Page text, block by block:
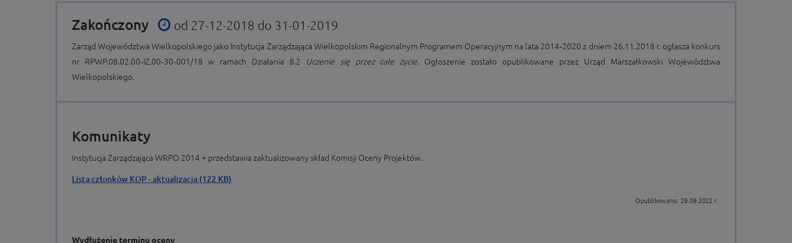
Zakończony od 27-12-2018 do 31-01-2019
Zarząd Województwa Wielkopolskiego jako Instytucja Zarządzająca Wielkopolskim Regionalnym Programem Operacyjnym na lata 2014‑2020 z dniem 26.11.2018 r. ogłasza konkurs
nr RPWP.08.02.00‑IZ.00‑30‑001/18 w ramach Działania 8.2
Uczenie się przez całe życie.
Ogłoszenie zostało opublikowane przez Urząd Marszałkowski Województwa
Wielkopolskiego.
Komunikaty
Instytucja Zarządzająca WRPO 2014 + przedstawia zaktualizowany skład Komisji Oceny Projektów.
Lista członków KOP - aktualizacja (122 KB)
Opublikowano: 29.09.2022 r.
Wydłużenie terminu oceny